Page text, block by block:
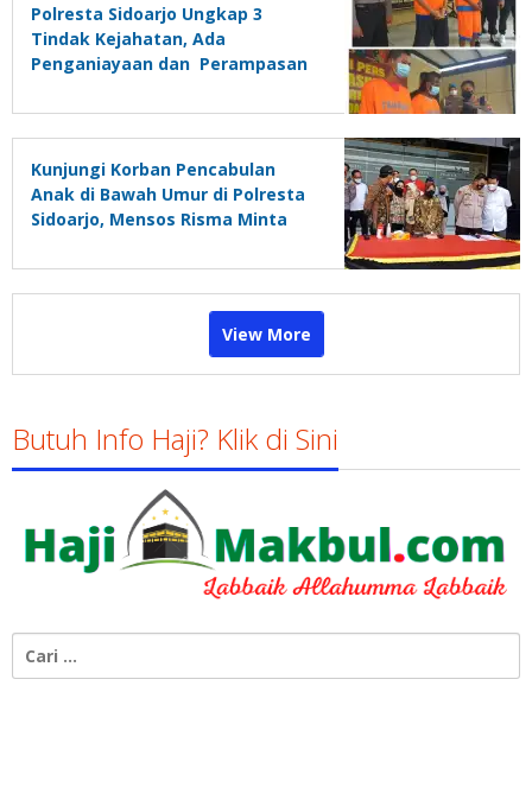
Polresta Sidoarjo Ungkap 3
Tindak Kejahatan, Ada
Penganiayaan dan Perampasan
Kunjungi Korban Pencabulan
Anak di Bawah Umur di Polresta
Sidoarjo, Mensos Risma Minta
View More
Butuh Info Haji? Klik di Sini
untuk: